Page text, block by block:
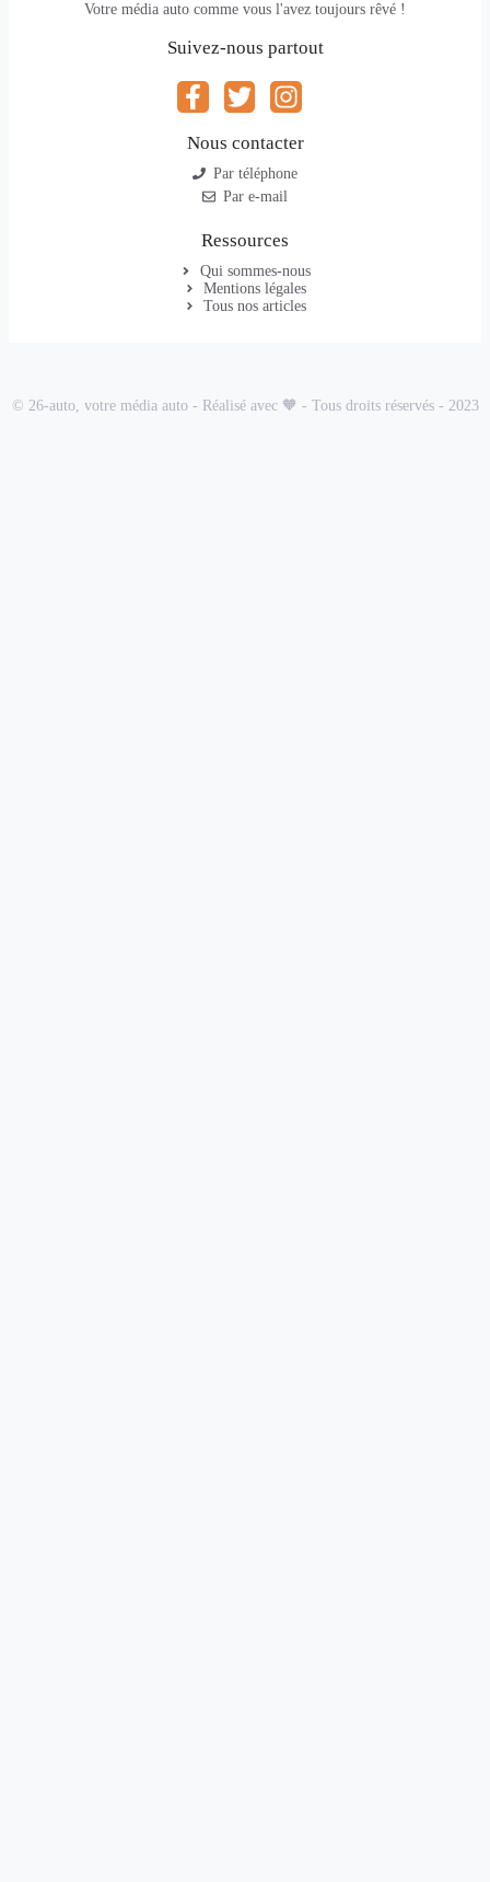
Votre média auto comme vous l'avez toujours rêvé !
Suivez-nous partout
Nous contacter
Par téléphone
Par e-mail
Ressources
Qui sommes-nous
Mentions légales
Tous nos articles
© 26-auto, votre média auto - Réalisé avec 🧡 - Tous droits réservés - 2023